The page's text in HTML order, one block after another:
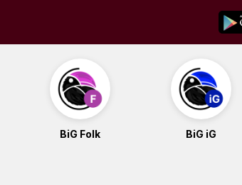
BiG Folk BiG iG